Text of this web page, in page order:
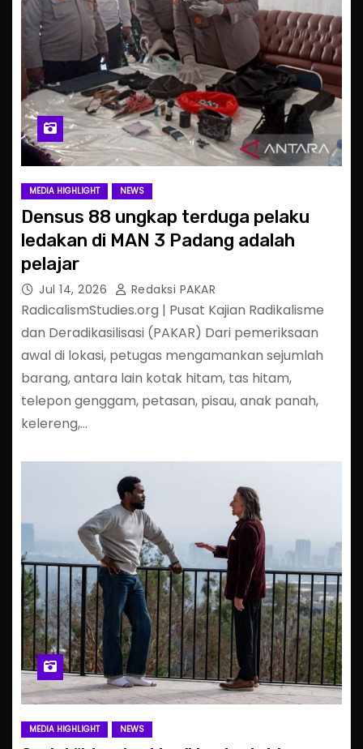
MEDIA HIGHLIGHT NEWS
Densus 88 ungkap terduga pelaku
ledakan di MAN 3 Padang adalah
pelajar
Jul 14, 2026 Redaksi PAKAR
RadicalismStudies.org | Pusat Kajian Radikalisme
dan Deradikasilisasi (PAKAR) Dari pemeriksaan
awal di lokasi, petugas mengamankan sejumlah
barang, antara lain kotak hitam, tas hitam,
telepon genggam, petasan, pisau, anak panah,
kelereng,…
MEDIA HIGHLIGHT NEWS